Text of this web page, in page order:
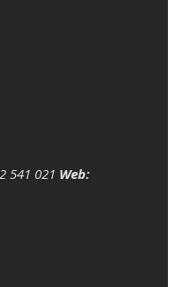
541 021 Web: